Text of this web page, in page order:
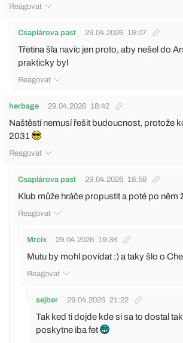
Reagovat
Csaplárova past 29.04.2026 19:07
Třetina šla navíc jen proto, aby nešel do
prakticky byl
Reagovat
herbage 29.04.2026 18:42
Naštěstí nemusí řešit budoucnost, protože
2031
Reagovat
Csaplárova past 29.04.2026 18:58
Klub může hráče propustit a poté po něm
Reagovat
Mrcix 29.04.2026 19:36
Mutu by mohl povídat :) a taky šlo o
Reagovat
sejber 29.04.2026 21:22
Tak ked ti dojde kde si sa to dostal
poskytne iba fet